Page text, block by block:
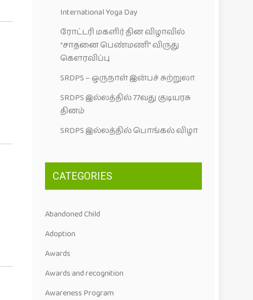
International Yoga Day
ரோட்டரி மகளிர் தின விழாவில்
“சாதனை பெண்மணி” விருது
கெளரவிப்பு
SRDPS – ஒருநாள் இன்பச் சுற்றுலா
SRDPS இல்லத்தில் 77வது குடியரசு
தினம்
SRDPS இல்லத்தில் பொங்கல் விழா
CATEGORIES
Abandoned Child
Adoption
Awards
Awards and recognition
Awareness Program